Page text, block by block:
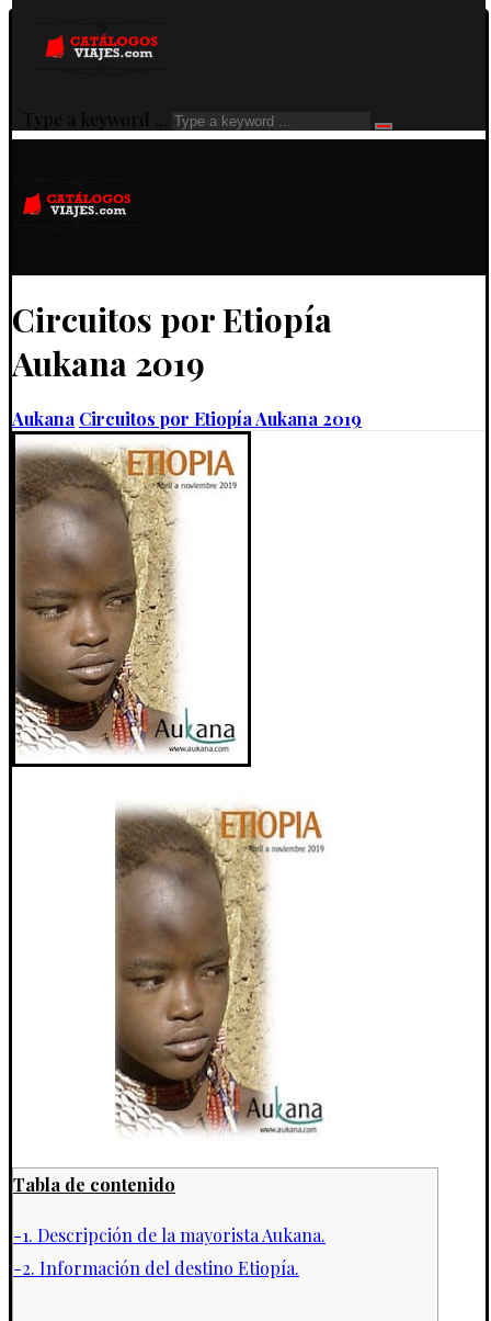
Type a keyword ...
Circuitos por Etiopía
Aukana 2019
Aukana Circuitos por Etiopía Aukana 2019
Tabla de contenido
-1. Descripción de la mayorista Aukana.
-2. Información del destino Etiopía.